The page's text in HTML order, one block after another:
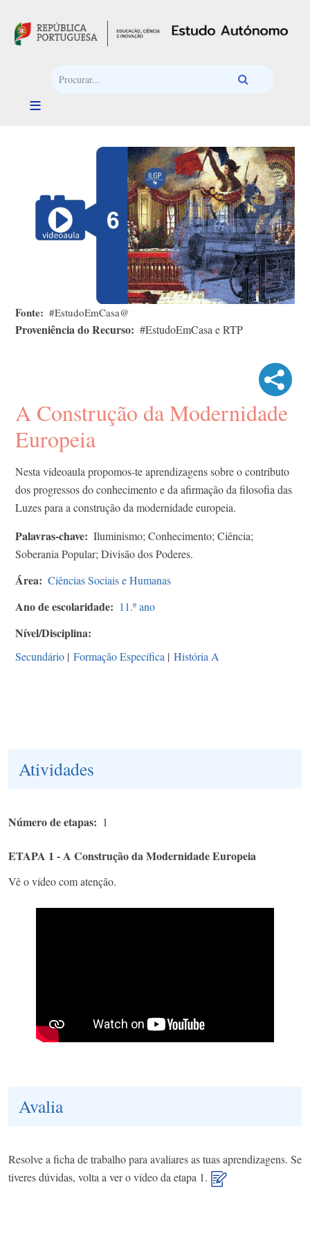
Fonte #EstudoEmCasa@
Proveniência do Recurso #EstudoEmCasa e RTP
A Construção da Modernidade
Europeia
Nesta videoaula propomos-te aprendizagens sobre o contributo
dos progressos do conhecimento e da afirmação da filosofia das
Luzes para a construção da modernidade europeia.
Palavras-chave
Iluminismo; Conhecimento; Ciência;
Soberania Popular; Divisão dos Poderes.
Área Ciências Sociais e Humanas
Ano de escolaridade 11.º ano
Nível/Disciplina
Secundário | Formação Específica | História A
Atividades
Número de etapas 1
ETAPA 1 - A Construção da Modernidade Europeia
Vê o vídeo com atenção.
Avalia
Resolve a ficha de trabalho para avaliares as tuas aprendizagens. Se
tiveres dúvidas, volta a ver o vídeo da etapa 1.